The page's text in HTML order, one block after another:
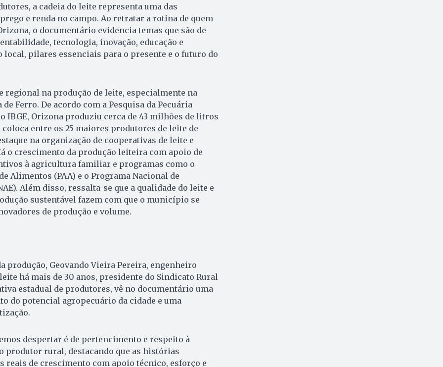
a cadeia do leite representa uma das
e renda no campo. Ao retratar a rotina de quem
o documentário evidencia temas que são de
tecnologia, inovação, educação e
local, pilares essenciais para o presente e o futuro do
regional na produção de leite, especialmente na
Ferro. De acordo com a Pesquisa da Pecuária
IBGE, Orizona produziu cerca de 43 milhões de litros
coloca entre os 25 maiores produtores de leite de
na organização de cooperativas de leite e
o crescimento da produção leiteira com apoio de
à agricultura familiar e programas como o
Alimentos (PAA) e o Programa Nacional de
Além disso, ressalta-se que a qualidade do leite e
sustentável fazem com que o município se
de produção e volume.
produção, Geovando Vieira Pereira, engenheiro
há mais de 30 anos, presidente do Sindicato Rural
estadual de produtores, vê no documentário uma
do potencial agropecuário da cidade e uma
despertar é de pertencimento e respeito à
produtor rural, destacando que as histórias
reais de crescimento com apoio técnico, esforço e